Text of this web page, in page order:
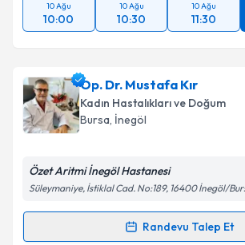
10 Ağu
10:00
10 Ağu
10:30
10 Ağu
11:30
Op. Dr. Mustafa Kır
Kadın Hastalıkları ve Doğum
Bursa, İnegöl
Özet Aritmi İnegöl Hastanesi
Süleymaniye, İstiklal Cad. No:189, 16400 İnegöl/
Randevu Talep Et
Randevu Takvimi Talebi